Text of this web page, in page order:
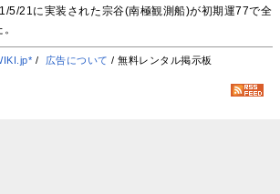
5/21に実装された宗谷(南極観測船)が初期運77で全
/ 広告について / 無料レンタル掲示板